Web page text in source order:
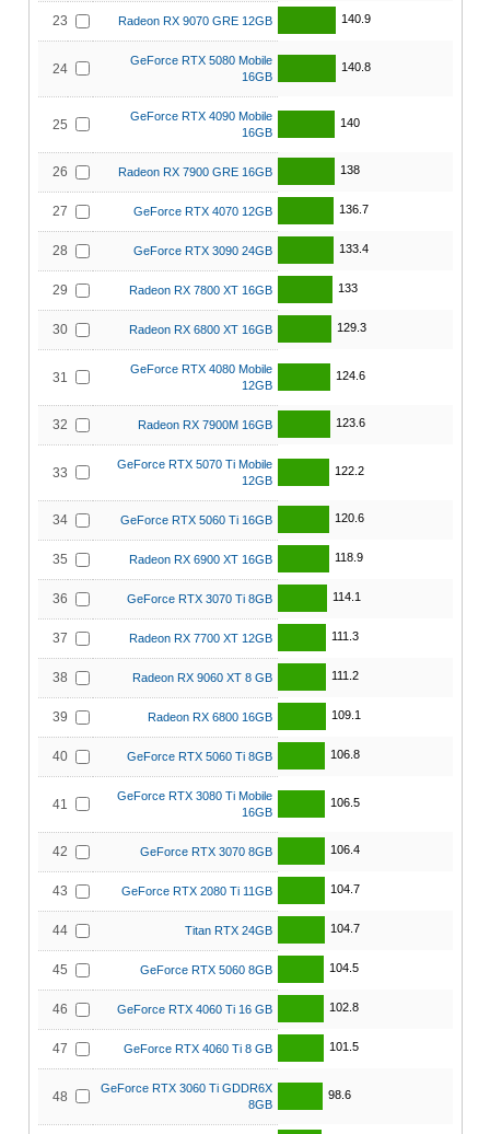
23 Radeon RX 9070 GRE 12GB 140.9
24
GeForce RTX 5080 Mobile
16GB
140.8
25
GeForce RTX 4090 Mobile
16GB
140
26 Radeon RX 7900 GRE 16GB 138
27 GeForce RTX 4070 12GB 136.7
28 GeForce RTX 3090 24GB 133.4
29 Radeon RX 7800 XT 16GB 133
30 Radeon RX 6800 XT 16GB 129.3
31
GeForce RTX 4080 Mobile
12GB
124.6
32 Radeon RX 7900M 16GB 123.6
33
GeForce RTX 5070 Ti Mobile
12GB
122.2
34 GeForce RTX 5060 Ti 16GB 120.6
35 Radeon RX 6900 XT 16GB 118.9
36 GeForce RTX 3070 Ti 8GB 114.1
37 Radeon RX 7700 XT 12GB 111.3
38 Radeon RX 9060 XT 8 GB 111.2
39 Radeon RX 6800 16GB 109.1
40 GeForce RTX 5060 Ti 8GB 106.8
41
GeForce RTX 3080 Ti Mobile
16GB
106.5
42 GeForce RTX 3070 8GB 106.4
43 GeForce RTX 2080 Ti 11GB 104.7
44 Titan RTX 24GB 104.7
45 GeForce RTX 5060 8GB 104.5
46 GeForce RTX 4060 Ti 16 GB 102.8
47 GeForce RTX 4060 Ti 8 GB 101.5
48
GeForce RTX 3060 Ti GDDR6X
8GB
98.6